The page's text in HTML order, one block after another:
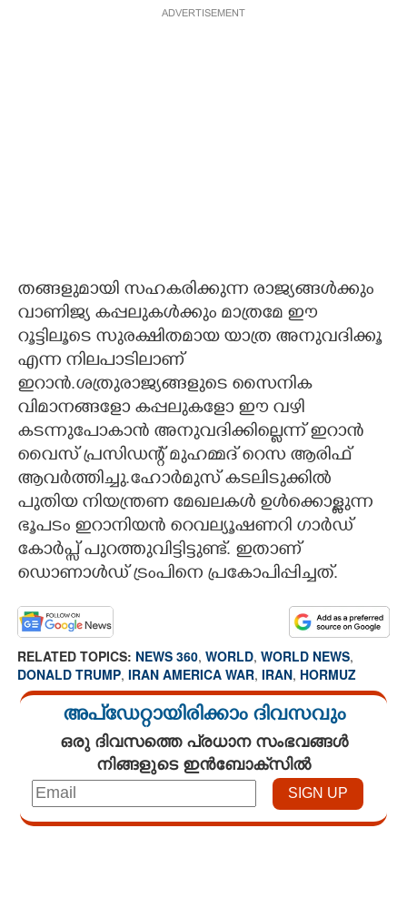
ADVERTISEMENT
തങ്ങളുമായി സഹകരിക്കുന്ന രാജ്യങ്ങൾക്കും
വാണിജ്യ കപ്പലുകൾക്കും മാത്രമേ ഈ
റൂട്ടിലൂടെ സുരക്ഷിതമായ യാത്ര അനുവദിക്കൂ
എന്ന നിലപാടിലാണ്
ഇറാൻ.ശത്രുരാജ്യങ്ങളുടെ സൈനിക
വിമാനങ്ങളോ കപ്പലുകളോ ഈ വഴി
കടന്നുപോകാൻ അനുവദിക്കില്ലെന്ന് ഇറാൻ
വൈസ് പ്രസിഡന്റ് മുഹമ്മദ് റെസ ആരിഫ്
ആവർത്തിച്ചു.ഹോർമുസ് കടലിടുക്കിൽ
പുതിയ നിയന്ത്രണ മേഖലകൾ ഉൾക്കൊള്ളുന്ന
ഭൂപടം ഇറാനിയൻ റെവല്യൂഷണറി ഗാർഡ്
കോർപ്സ് പുറത്തുവിട്ടിട്ടുണ്ട്. ഇതാണ്
ഡൊണാൾഡ് ട്രംപിനെ പ്രകോപിപ്പിച്ചത്.
RELATED TOPICS: NEWS 360, WORLD, WORLD NEWS,
DONALD TRUMP, IRAN AMERICA WAR, IRAN, HORMUZ
അപ്ഡേറ്റായിരിക്കാം ദിവസവും
ഒരു ദിവസത്തെ പ്രധാന സംഭവങ്ങൾ
നിങ്ങളുടെ ഇൻബോക്സിൽ